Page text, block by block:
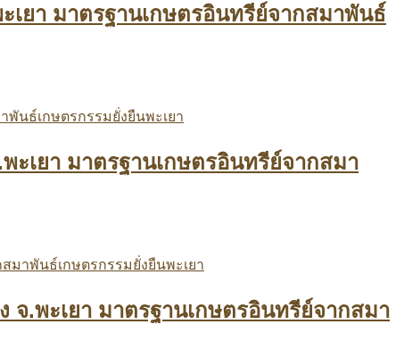
ยา มาตรฐานเกษตรอินทรีย์จากสมาพันธ์
เยา มาตรฐานเกษตรอินทรีย์จากสมา
.พะเยา มาตรฐานเกษตรอินทรีย์จากสมา